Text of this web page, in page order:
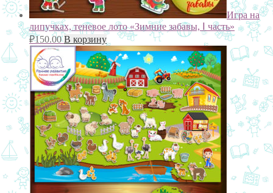
Игра на
липучках, теневое лото «Зимние забавы, Ⅰ часть»
₽150.00 В корзину